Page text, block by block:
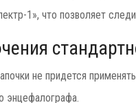
1», что позволяет
не придется
энцефалографа.